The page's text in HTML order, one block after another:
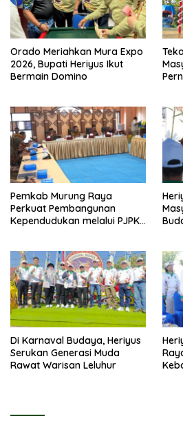
Orado Meriahkan Mura Expo
2026, Bupati Heriyus Ikut
Bermain Domino
Pemkab Murung Raya
Perkuat Pembangunan
Kependudukan melalui PJPK
Di Karnaval Budaya, Heriyus
Serukan Generasi Muda
Rawat Warisan Leluhur